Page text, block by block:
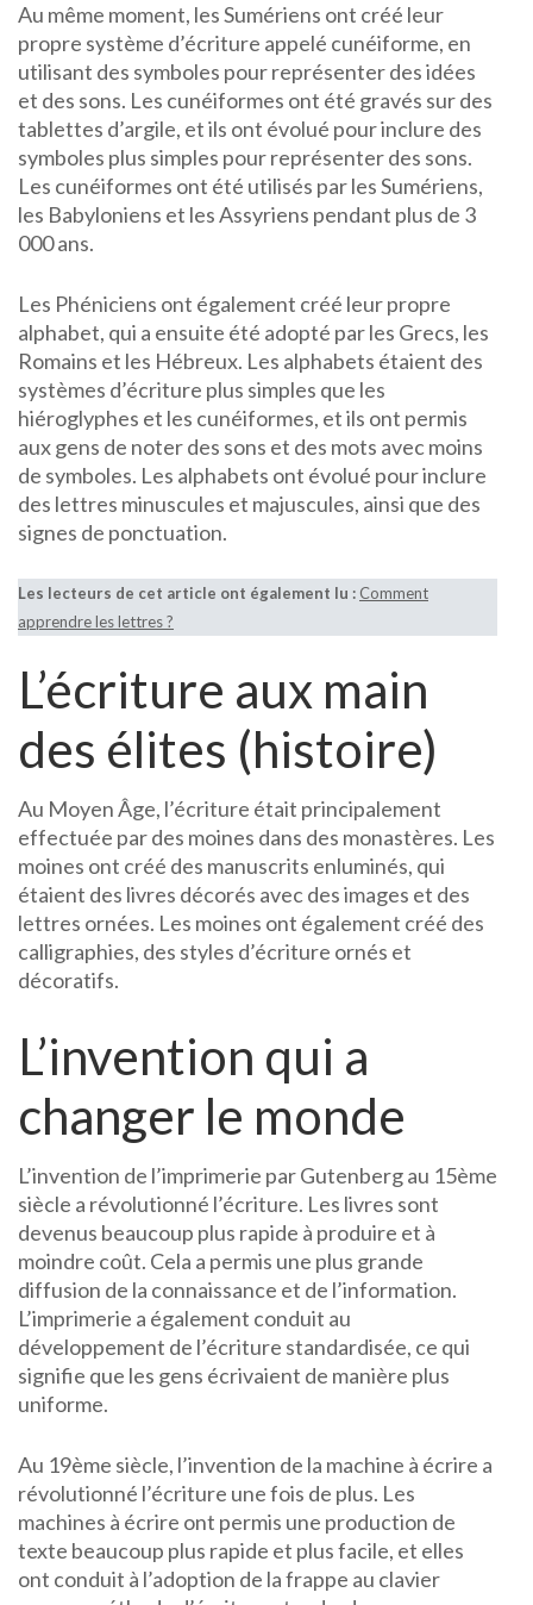
Au même moment, les Sumériens ont créé leur
propre système d’écriture appelé cunéiforme, en
utilisant des symboles pour représenter des idées
et des sons. Les cunéiformes ont été gravés sur des
tablettes d’argile, et ils ont évolué pour inclure des
symboles plus simples pour représenter des sons.
Les cunéiformes ont été utilisés par les Sumériens,
les Babyloniens et les Assyriens pendant plus de 3
000 ans.
Les Phéniciens ont également créé leur propre
alphabet, qui a ensuite été adopté par les Grecs, les
Romains et les Hébreux. Les alphabets étaient des
systèmes d’écriture plus simples que les
hiéroglyphes et les cunéiformes, et ils ont permis
aux gens de noter des sons et des mots avec moins
de symboles. Les alphabets ont évolué pour inclure
des lettres minuscules et majuscules, ainsi que des
signes de ponctuation.
Les lecteurs de cet article ont également lu : Comment
apprendre les lettres ?
L’écriture aux main
des élites (histoire)
Au Moyen Âge, l’écriture était principalement
effectuée par des moines dans des monastères. Les
moines ont créé des manuscrits enluminés, qui
étaient des livres décorés avec des images et des
lettres ornées. Les moines ont également créé des
calligraphies, des styles d’écriture ornés et
décoratifs.
L’invention qui a
changer le monde
L’invention de l’imprimerie par Gutenberg au 15ème
siècle a révolutionné l’écriture. Les livres sont
devenus beaucoup plus rapide à produire et à
moindre coût. Cela a permis une plus grande
diffusion de la connaissance et de l’information.
L’imprimerie a également conduit au
développement de l’écriture standardisée, ce qui
signifie que les gens écrivaient de manière plus
uniforme.
Au 19ème siècle, l’invention de la machine à écrire a
révolutionné l’écriture une fois de plus. Les
machines à écrire ont permis une production de
texte beaucoup plus rapide et plus facile, et elles
ont conduit à l’adoption de la frappe au clavier